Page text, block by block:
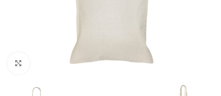
Clic para ampliar